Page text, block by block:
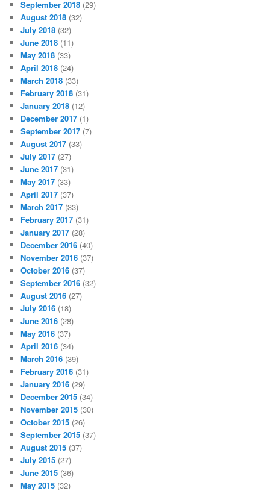
September 2018 (29)
August 2018 (32)
July 2018 (32)
June 2018 (11)
May 2018 (33)
April 2018 (24)
March 2018 (33)
February 2018 (31)
January 2018 (12)
December 2017 (1)
September 2017 (7)
August 2017 (33)
July 2017 (27)
June 2017 (31)
May 2017 (33)
April 2017 (37)
March 2017 (33)
February 2017 (31)
January 2017 (28)
December 2016 (40)
November 2016 (37)
October 2016 (37)
September 2016 (32)
August 2016 (27)
July 2016 (18)
June 2016 (28)
May 2016 (37)
April 2016 (34)
March 2016 (39)
February 2016 (31)
January 2016 (29)
December 2015 (34)
November 2015 (30)
October 2015 (26)
September 2015 (37)
August 2015 (37)
July 2015 (27)
June 2015 (36)
May 2015 (32)